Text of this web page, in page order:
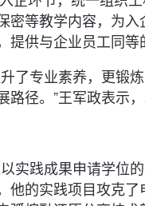
密等教学内容，为
提供与企业员工同等
了专业素养，更锻
径。”王军政表示
实践成果申请学位
他的实践项目攻克